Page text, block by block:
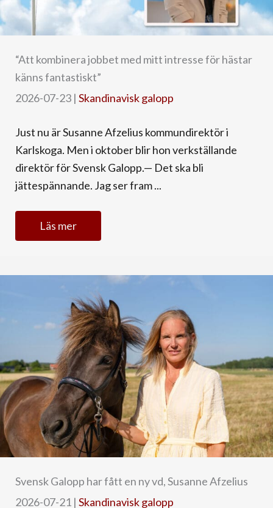
“Att kombinera jobbet med mitt intresse för hästar
känns fantastiskt”
2026-07-23 | Skandinavisk galopp
Just nu är Susanne Afzelius kommundirektör i
Karlskoga. Men i oktober blir hon verkställande
direktör för Svensk Galopp.— Det ska bli
jättespännande. Jag ser fram ...
Läs mer
Svensk Galopp har fått en ny vd, Susanne Afzelius
2026-07-21 | Skandinavisk galopp